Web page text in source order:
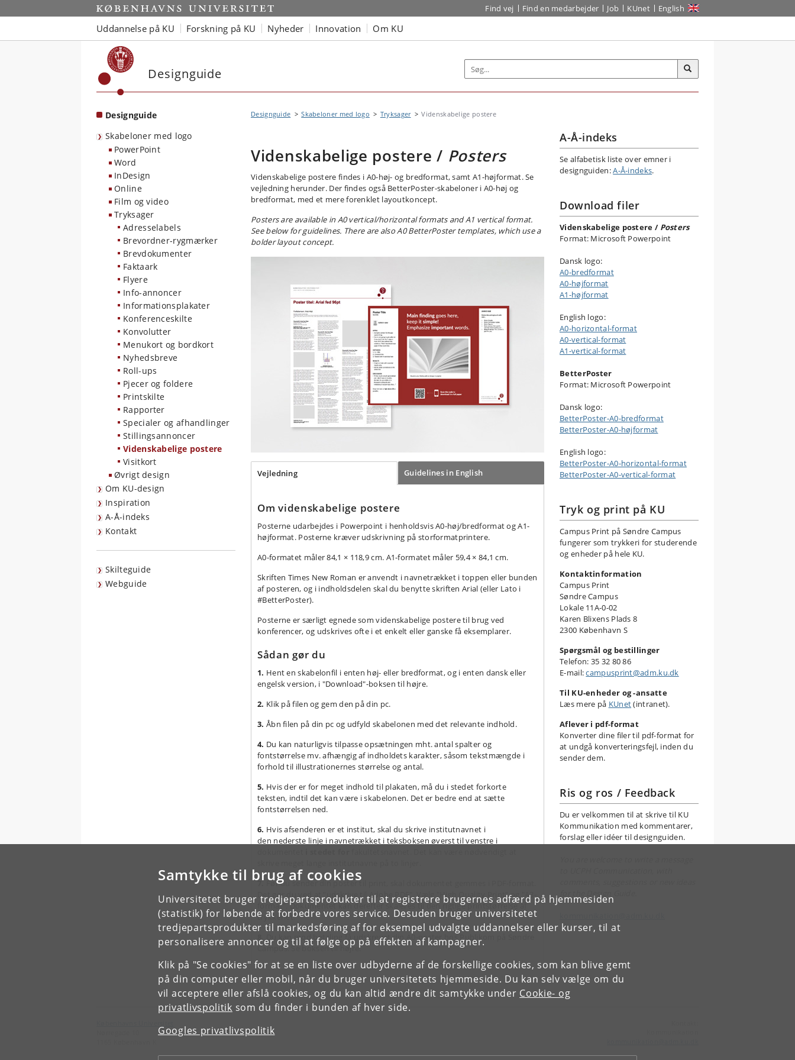
Samtykke til brug af cookies
Universitetet bruger tredjepartsprodukter til at registrere brugernes adfærd på hjemmesiden
(statistik) for løbende at forbedre vores service. Desuden bruger universitetet
tredjepartsprodukter til markedsføring af for eksempel udvalgte uddannelser eller kurser, til at
personalisere annoncer og til at følge op på effekten af kampagner.
Klik på "Se cookies" for at se en liste over udbyderne af de forskellige cookies, som kan blive gemt
på din computer eller mobil, når du bruger universitetets hjemmeside. Du kan selv vælge om du
vil acceptere eller afslå cookies, og du kan altid ændre dit samtykke under Cookie- og
privatlivspolitik som du finder i bunden af hver side.
Googles privatlivspolitik
Start Find vej Find en medarbejder Job KUnet English
Uddannelse på KU Forskning på KU Nyheder Innovation Om KU
Designguide
Designguide
Skabeloner med logo
PowerPoint
Word
InDesign
Online
Film og video
Tryksager
Adresselabels
Brevordner-rygmærker
Brevdokumenter
Faktaark
Flyere
Info-annoncer
Informationsplakater
Konferenceskilte
Konvolutter
Menukort og bordkort
Nyhedsbreve
Roll-ups
Pjecer og foldere
Printskilte
Rapporter
Specialer og afhandlinger
Stillingsannoncer
Videnskabelige postere
Visitkort
Øvrigt design
Om KU-design
Inspiration
A-Å-indeks
Kontakt
Skilteguide
Webguide
Designguide Skabeloner med logo Tryksager Videnskabelige postere
Videnskabelige postere / Posters
Videnskabelige postere findes i A0-høj- og bredformat, samt A1-højformat. Se
vejledning herunder. Der findes også BetterPoster-skabeloner i A0-høj og
bredformat, med et mere forenklet layoutkoncept.
Posters are available in A0 vertical/horizontal formats and A1 vertical format.
See below for guidelines. There are also A0 BetterPoster templates, which use a
bolder layout concept.
Vejledning Guidelines in English
Om videnskabelige postere
Posterne udarbejdes i Powerpoint i henholdsvis A0-høj/bredformat og A1-
højformat. Posterne kræver udskrivning på storformatprintere.
A0-formatet måler 84,1 × 118,9 cm. A1-formatet måler 59,4 × 84,1 cm.
Skriften Times New Roman er anvendt i navnetrækket i toppen eller bunden
af posteren, og i indholdsdelen skal du benytte skriften Arial (eller Lato i
#BetterPoster).
Posterne er særligt egnede som videnskabelige postere til brug ved
konferencer, og udskrives ofte i et enkelt eller ganske få eksemplarer.
Sådan gør du
1. Hent en skabelonfil i enten høj- eller bredformat, og i enten dansk eller
engelsk version, i "Download"-boksen til højre.
2. Klik på filen og gem den på din pc.
3. Åbn filen på din pc og udfyld skabelonen med det relevante indhold.
4. Du kan naturligvis tilpasse opsætningen mht. antal spalter og
fontstørrelse mv. afhængig af indholdets karakter, såsom tekstmængde i
forhold til illustrationernes størrelse og antal.
5. Hvis der er for meget indhold til plakaten, må du i stedet forkorte
teksten, indtil det kan være i skabelonen. Det er bedre end at sætte
fontstørrelsen ned.
6. Hvis afsenderen er et institut, skal du skrive institutnavnet i
den nederste linje i navnetrækket i teksboksen øverst til venstre i
7. Før du sender din poster til print, skal dokumentet gemmes i PDF-format.
Det gør du ved at "udskrive til Adobe PDF". Vælg "High Quality Print" og "A3-
format". Dokumentet kan derefter skaleres til den rigtige printstørrelse af
trykkeriet.
Du kan mod betaling få udskrevet din A0-poster hos Publikom på Søndre
Campus. Se boksen til højre.
A-Å-indeks
Se alfabetisk liste over emner i
designguiden:A-Å-indeks.
Download filer
Videnskabelige postere /Posters
Format: Microsoft Powerpoint
Dansk logo:
A0-bredformat
A0-højformat
A1-højformat
English logo:
A0-horizontal-format
A0-vertical-format
A1-vertical-format
BetterPoster
Format: Microsoft Powerpoint
Dansk logo:
BetterPoster-A0-bredformat
BetterPoster-A0-højformat
English logo:
BetterPoster-A0-horizontal-format
BetterPoster-A0-vertical-format
Tryk og print på KU
Campus Print på Søndre Campus
fungerer som trykkeri for studerende
og enheder på hele KU.
Kontaktinformation
Campus Print
Søndre Campus
Lokale 11A-0-02
Karen Blixens Plads 8
2300 København S
Spørgsmål og bestillinger
Telefon: 35 32 80 86
E-mail:campusprint@adm.ku.dk
Til KU-enheder og -ansatte
Læs mere på KUnet(intranet).
Aflever i pdf-format
Konverter dine filer til pdf-format for
at undgå konverteringsfejl, inden du
sender dem.
Ris og ros / Feedback
Du er velkommen til at skrive til KU
Kommunikation med kommentarer,
forslag eller idéer til designguiden.
for the Design Guide.